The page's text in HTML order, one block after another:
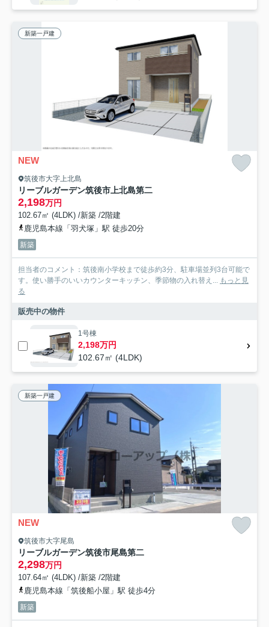
新築一戸建
NEW
筑後市大字上北島
リーブルガーデン筑後市上北島第二
2,198万円
102.67㎡ (4LDK) /新築 /2階建
鹿児島本線「羽犬塚」駅 徒歩20分
新築
担当者のコメント：筑後南小学校まで徒歩約3分、駐車場並列3台可能で
す。使い勝手のいいカウンターキッチン、季節物の入れ替え... もっと見
る
販売中の物件
1号棟
2,198万円
102.67㎡ (4LDK)
新築一戸建
NEW
筑後市大字尾島
リーブルガーデン筑後市尾島第二
2,298万円
107.64㎡ (4LDK) /新築 /2階建
鹿児島本線「筑後船小屋」駅 徒歩4分
新築